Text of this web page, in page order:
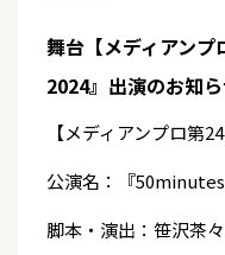
舞台【メディアン
2024』出演のお知
【メディアンプロ第
公演名：『50minutes
脚本・演出：笹沢茶